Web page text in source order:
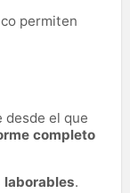
permiten
desde el que
completo
laborables.